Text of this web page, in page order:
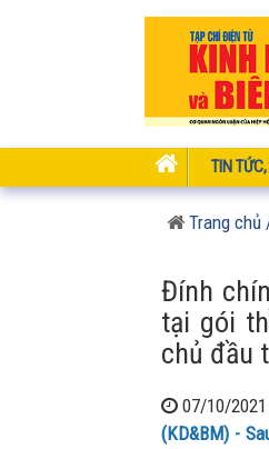
TIN
Trang chủ
Đính
tại gói
chủ đầu
07/10/
(KD&BM) -